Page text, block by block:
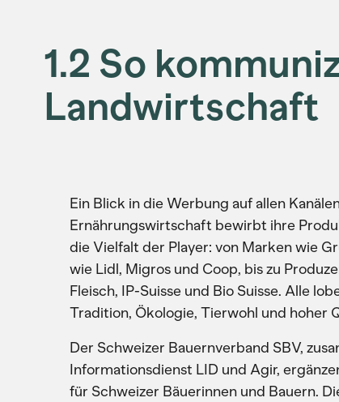
1.2 So
Landwirtschaft
Ein Blick in die Werbung auf allen
Ernährungswirtschaft bewirbt ihre
die Vielfalt der Player: von Marken wie
wie Lidl, Migros und Coop, bis zu
Fleisch, IP-Suisse und Bio Suisse. Alle
Tradition, Ökologie, Tierwohl und hoher
Der Schweizer Bauernverband SBV,
Informationsdienst LID und Agir,
für Schweizer Bäuerinnen und Bauern.